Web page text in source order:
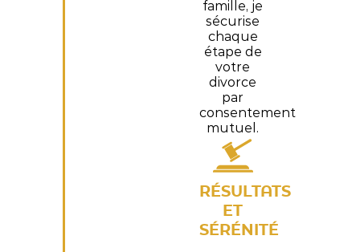
famille, je
sécurise
chaque
étape de
votre
divorce
par
consentement
mutuel.
RÉSULTATS
ET
SÉRÉNITÉ